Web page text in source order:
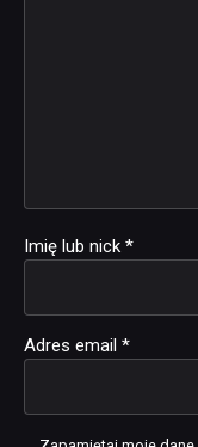
Imię lub nick *
Adres email *